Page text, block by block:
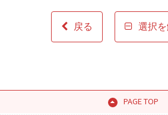
戻る 選択
PAGE TOP